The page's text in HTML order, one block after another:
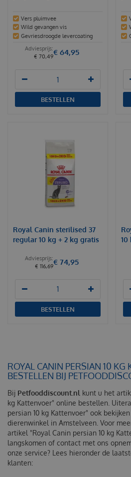
Vers pluimvee
Wild gevangen vis
Gevriesdroogde levercoating
€ 70,49€ 64,95
BESTELLEN
Royal Canin sterilised 37
regular 10 kg + 2 kg gratis
€ 116,69€ 74,95
BESTELLEN
10
ROYAL CANIN PERSIAN 10 KG
BESTELLEN BIJ
Bij Petfooddiscount.nl kunt u het
kg Kattenvoer" online bestellen.
persian 10 kg Kattenvoer" ook
dierenwinkel in Amstelveen. Voor
artikel "Royal Canin persian 10 kg
langskomen of contact met ons
onze service? Lees hieronder de
klanten: